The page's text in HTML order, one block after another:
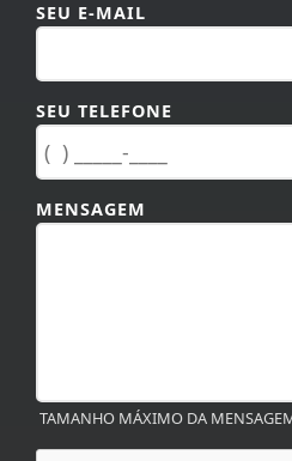
SEU E-MAIL
SEU TELEFONE
MENSAGEM
TAMANHO MÁXIMO DA